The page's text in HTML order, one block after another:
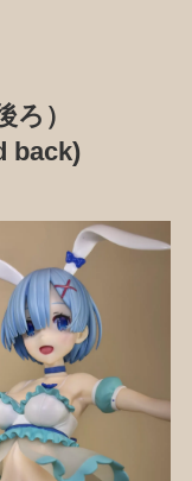
ろ）
back)